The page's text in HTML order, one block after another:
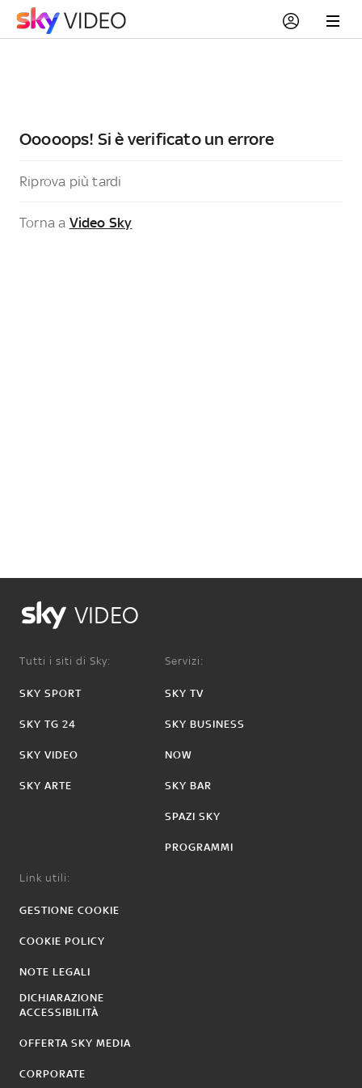
Ooooops! Si è verificato un errore
Riprova più tardi
Torna a Video Sky
VIDEO
Tutti i siti di Sky:
SKY SPORT
SKY TG 24
SKY VIDEO
SKY ARTE
Servizi:
SKY TV
SKY BUSINESS
NOW
SKY BAR
SPAZI SKY
PROGRAMMI
Link utili:
GESTIONE COOKIE
COOKIE POLICY
NOTE LEGALI
DICHIARAZIONE
ACCESSIBILITÀ
OFFERTA SKY MEDIA
CORPORATE